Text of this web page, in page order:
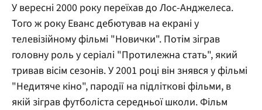
У вересні 2000 року переїхав до Лос-Анджелеса.
Того ж року Еванс дебютував на екрані у
телевізійному фільмі "Новички". Потім зіграв
головну роль у серіалі "Протилежна стать", який
тривав вісім сезонів. У 2001 році він знявся у фільмі
"Недитяче кіно", пародії на підліткові фільми, в
якій зіграв футболіста середньої школи. Фільм